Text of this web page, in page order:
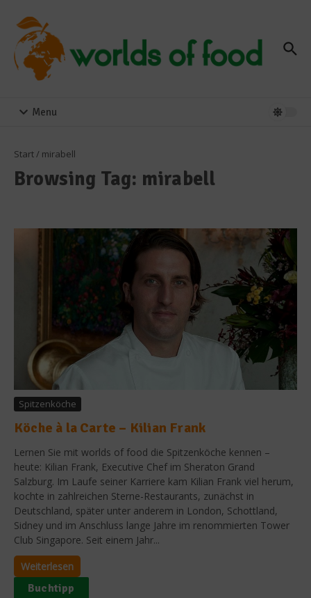
Menu
Start/ mirabell
Browsing Tag: mirabell
Spitzenköche
Köche à la Carte – Kilian Frank
Lernen Sie mit worlds of food die Spitzenköche kennen –
heute: Kilian Frank, Executive Chef im Sheraton Grand
Salzburg. Im Laufe seiner Karriere kam Kilian Frank viel herum,
kochte in zahlreichen Sterne-Restaurants, zunächst in
Deutschland, später unter anderem in London, Schottland,
Sidney und im Anschluss lange Jahre im renommierten Tower
Club Singapore. Seit einem Jahr...
Weiterlesen
Buchtipp